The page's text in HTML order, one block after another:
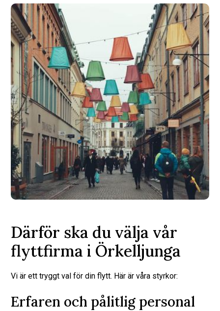
Därför ska du välja vår
flyttfirma i Örkelljunga
Vi är ett tryggt val för din flytt. Här är våra styrkor:
Erfaren och pålitlig personal